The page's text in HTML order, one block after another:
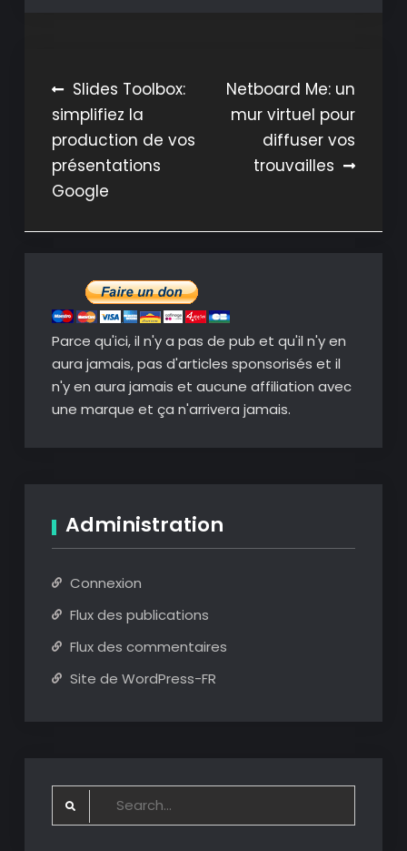
Navigation
de
l’article
Slides Toolbox:
simplifiez la
production de vos
présentations
Google
Netboard Me: un
mur virtuel pour
diffuser vos
trouvailles
Parce qu'ici, il n'y a pas de pub et qu'il n'y en
aura jamais, pas d'articles sponsorisés et il
n'y en aura jamais et aucune affiliation avec
une marque et ça n'arrivera jamais.
Administration
Connexion
Flux des publications
Flux des commentaires
Site de WordPress-FR
Search